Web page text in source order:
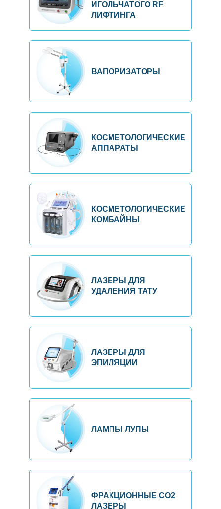
ИГОЛЬЧАТОГО RF
ЛИФТИНГА
КОСМЕТОЛОГИЧЕСКИЕ
КОМБАЙНЫ
ВАПОРИЗАТОРЫ
ЛАЗЕРЫ ДЛЯ
УДАЛЕНИЯ ТАТУ
КОСМЕТОЛОГИЧЕСКИЕ
АППАРАТЫ
ЛАЗЕРЫ ДЛЯ
ЭПИЛЯЦИИ
ЛАМПЫ ЛУПЫ
ФРАКЦИОННЫЕ CO2
ЛАЗЕРЫ